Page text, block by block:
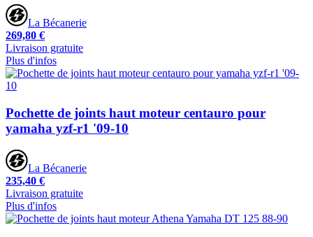
La Bécanerie
269,80 €
Livraison gratuite
Plus d'infos
Pochette de joints haut moteur centauro pour
yamaha yzf-r1 '09-10
La Bécanerie
235,40 €
Livraison gratuite
Plus d'infos